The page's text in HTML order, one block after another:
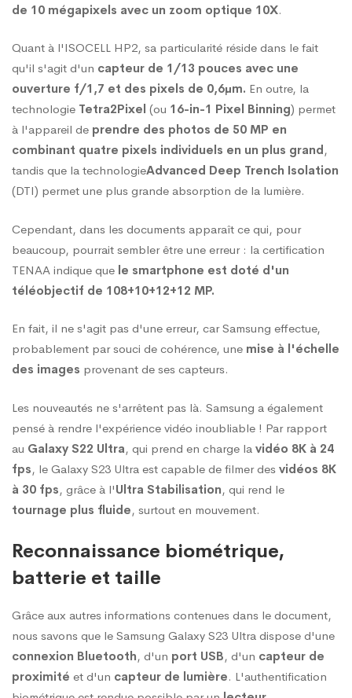
de 10 mégapixels avec un zoom optique 10X.
Quant à l'ISOCELL HP2, sa particularité réside dans le fait
qu'il s'agit d'un capteur de 1/13 pouces avec une
ouverture f/1,7 et des pixels de 0,6μm. En outre, la
technologie Tetra2Pixel (ou 16-in-1 Pixel Binning) permet
à l'appareil de prendre des photos de 50 MP en
combinant quatre pixels individuels en un plus grand,
tandis que la technologieAdvanced Deep Trench Isolation
(DTI) permet une plus grande absorption de la lumière.
Cependant, dans les documents apparaît ce qui, pour
beaucoup, pourrait sembler être une erreur : la certification
TENAA indique que le smartphone est doté d'un
téléobjectif de 108+10+12+12 MP.
En fait, il ne s'agit pas d'une erreur, car Samsung effectue,
probablement par souci de cohérence, une mise à l'échelle
des images provenant de ses capteurs.
Les nouveautés ne s'arrêtent pas là. Samsung a également
pensé à rendre l'expérience vidéo inoubliable ! Par rapport
au Galaxy S22 Ultra, qui prend en charge la vidéo 8K à 24
fps, le Galaxy S23 Ultra est capable de filmer des vidéos 8K
à 30 fps, grâce à l'Ultra Stabilisation, qui rend le
tournage plus fluide, surtout en mouvement.
Reconnaissance biométrique,
batterie et taille
Grâce aux autres informations contenues dans le document,
nous savons que le Samsung Galaxy S23 Ultra dispose d'une
connexion Bluetooth, d'un port USB, d'un capteur de
proximité et d'un capteur de lumière. L'authentification